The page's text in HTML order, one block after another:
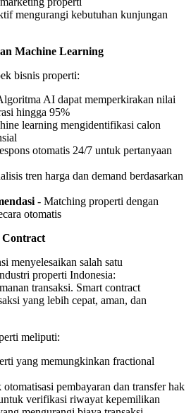
mengurangi kebutuhan kunjungan
Machine Learning
bisnis properti:
AI dapat memperkirakan nilai
hingga 95%
learning mengidentifikasi calon
otomatis 24/7 untuk pertanyaan
tren harga dan demand berdasarkan
- Matching properti dengan
otomatis
Contract
menyelesaikan salah satu
properti Indonesia:
transaksi. Smart contract
yang lebih cepat, aman, dan
meliputi:
yang memungkinkan fractional
pembayaran dan transfer hak
verifikasi riwayat kepemilikan